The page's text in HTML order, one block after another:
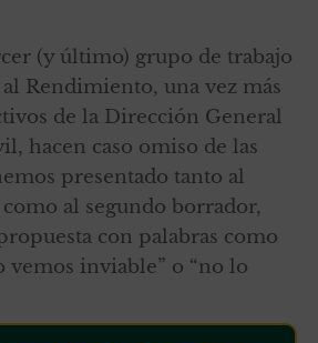
(y último) grupo de trabajo
Rendimiento, una vez más
de la Dirección General
hacen caso omiso de las
presentado tanto al
al segundo borrador,
con palabras como
vemos inviable” o “no lo